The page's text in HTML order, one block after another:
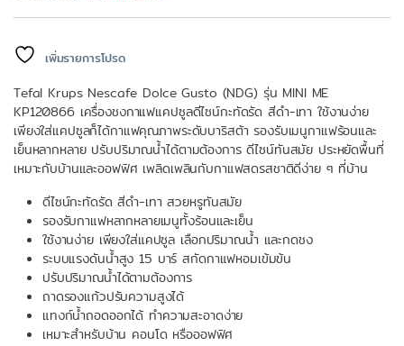
เพิ่มรายการโปรด
Tefal Krups Nescafe Dolce Gusto (NDG) รุ่น MINI ME
KP120866 เครื่องชงกาแฟแคปซูลดีไซน์กะทัดรัด สีดำ-เทา ใช้งานง่าย
เพียงใส่แคปซูลก็ได้กาแฟคุณภาพระดับบาริสต้า รองรับเมนูกาแฟร้อนและ
เย็นหลากหลาย ปรับปริมาณน้ำได้ตามต้องการ ดีไซน์ทันสมัย ประหยัดพื้นที่
เหมาะกับบ้านและออฟฟิศ เพลิดเพลินกับกาแฟสดรสชาติดีง่าย ๆ ที่บ้าน
ดีไซน์กะทัดรัด สีดำ-เทา สวยหรูทันสมัย
รองรับกาแฟหลากหลายเมนูทั้งร้อนและเย็น
ใช้งานง่าย เพียงใส่แคปซูล เลือกปริมาณน้ำ และกดชง
ระบบแรงดันน้ำสูง 15 บาร์ สกัดกาแฟหอมเข้มข้น
ปรับปริมาณน้ำได้ตามต้องการ
ถาดรองแก้วปรับความสูงได้
แทงก์น้ำถอดออกได้ ทำความสะอาดง่าย
เหมาะสำหรับบ้าน คอนโด หรือออฟฟิศ